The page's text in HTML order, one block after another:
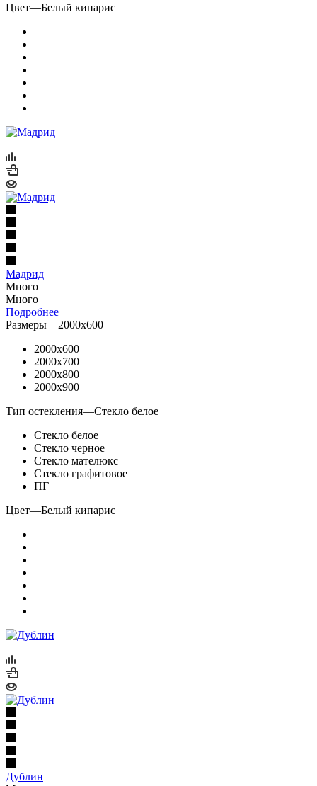
Цвет—Белый кипарис
Мадрид
Много
Много
Подробнее
Размеры—2000x600
2000x600
2000x700
2000x800
2000x900
Тип остекления—Стекло белое
Стекло белое
Стекло черное
Стекло мателюкс
Стекло графитовое
ПГ
Цвет—Белый кипарис
Дублин